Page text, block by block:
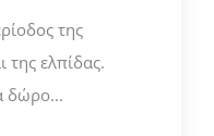
της
ελπίδας.
δώρο...